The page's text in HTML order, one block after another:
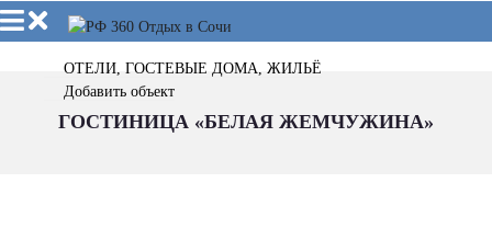
ОТЕЛИ, ГОСТЕВЫЕ ДОМА, ЖИЛЬЁ
Добавить объект
ГОСТИНИЦА «БЕЛАЯ ЖЕМЧУЖИНА»